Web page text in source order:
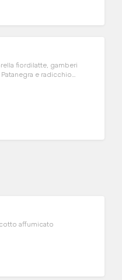
fiordilatte, gamberi
e radicchio
affumicato